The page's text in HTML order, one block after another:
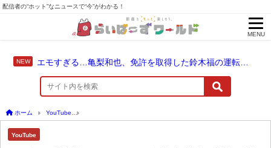
配信者の“ホット”なニュースで“今”がわかる！
MENU
エモすぎる…亀梨和也、免許を取得した鈴木福の運転でドライブ！
ホーム YouTube
YouTube